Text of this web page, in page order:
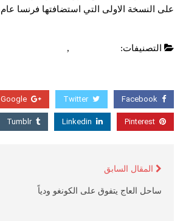
على النسخة الاولى التي استضافتها فرنسا عام 1960.
التصنيفات: ,
Facebook
Twitter
Google+
Pinterest
Linkedin
Tumblr
المقال السابق
ساحل العاج يتفوق على الكونغو ودياً